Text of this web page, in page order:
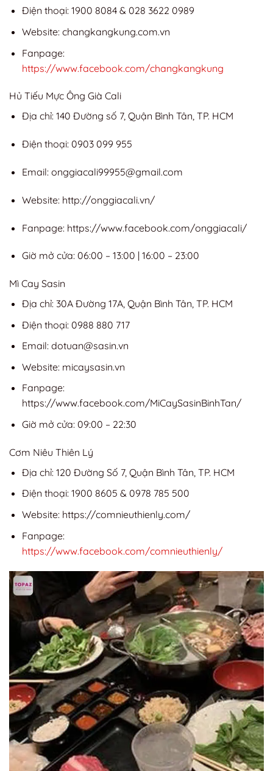
Điện thoại: 1900 8084 & 028 3622 0989
Website: changkangkung.com.vn
Fanpage:
https://www.facebook.com/changkangkung
Hủ Tiếu Mực Ông Già Cali
Địa chỉ: 140 Đường số 7, Quận Bình Tân, TP. HCM
Điện thoại: 0903 099 955
Email: onggiacali99955@gmail.com
Website: http://onggiacali.vn/
Fanpage: https://www.facebook.com/onggiacali/
Giờ mở cửa: 06:00 – 13:00 | 16:00 – 23:00
Mì Cay Sasin
Địa chỉ: 30A Đường 17A, Quận Bình Tân, TP. HCM
Điện thoại: 0988 880 717
Email: dotuan@sasin.vn
Website: micaysasin.vn
Fanpage:
https://www.facebook.com/MiCaySasinBinhTan/
Giờ mở cửa: 09:00 – 22:30
Cơm Niêu Thiên Lý
Địa chỉ: 120 Đường Số 7, Quận Bình Tân, TP. HCM
Điện thoại: 1900 8605 & 0978 785 500
Website: https://comnieuthienly.com/
Fanpage:
https://www.facebook.com/comnieuthienly/